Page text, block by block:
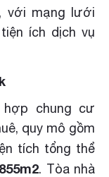
, với mạng lưới
ích dịch vụ
hợp chung cư
quy mô gồm
tích tổng thể
. Tòa nhà